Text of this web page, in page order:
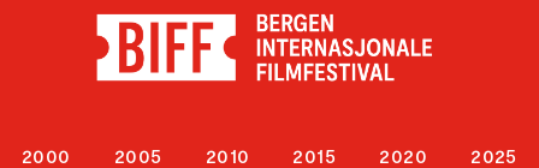
2000
2005
2010
2015
2020
2025